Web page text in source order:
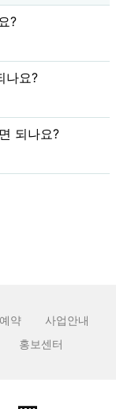
?
나요?
되나요?
약
사업안내
홍보센터